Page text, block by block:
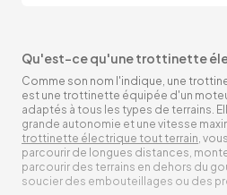
Qu'est-ce qu'une trottinette
Comme son nom l'indique, une
est une trottinette équipée d'un
adaptés à tous les types de terrains.
grande autonomie et une vitesse
trottinette électrique tout terrain,
parcourir de longues distances,
parcourir des terrains en dehors du
soucier des embouteillages ou des